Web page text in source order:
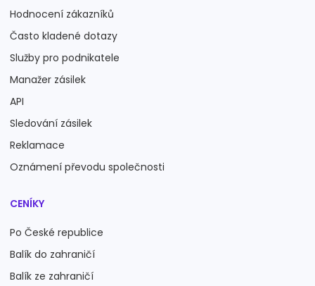
Hodnocení zákazníků
Často kladené dotazy
Služby pro podnikatele
Manažer zásilek
API
Sledování zásilek
Reklamace
Oznámení převodu společnosti
CENÍKY
Po České republice
Balík do zahraničí
Balík ze zahraničí